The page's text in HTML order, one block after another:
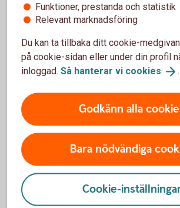
Beställ kort till en
Behöver en kollega på företaget ett
Du kan enkelt beställa det om du är
eller genom att mejla den till
business.card@entercard.
Är du ensam firmatecknare? Då kan
ett Betalkort Företag digitalt via
ansökningsformulär.
Fyll i blankett för
Funktioner, prestanda och statistik
Relevant marknadsföring
Du kan ta tillbaka ditt cookie-
på cookie-sidan eller under din profil
inloggad. Så hanterar vi cookies .
Godkänn alla
Bara nödvändiga
Cookie-